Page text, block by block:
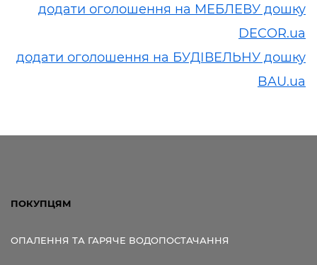
додати оголошення на МЕБЛЕВУ дошку
DECOR.ua
додати оголошення на БУДІВЕЛЬНУ дошку
BAU.ua
ПОКУПЦЯМ
ОПАЛЕННЯ ТА ГАРЯЧЕ ВОДОПОСТАЧАННЯ